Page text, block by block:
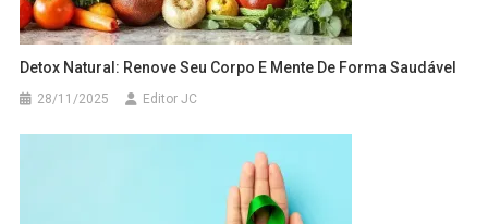
Detox Natural: Renove Seu Corpo E Mente De Forma Saudável
28/11/2025 Editor JC